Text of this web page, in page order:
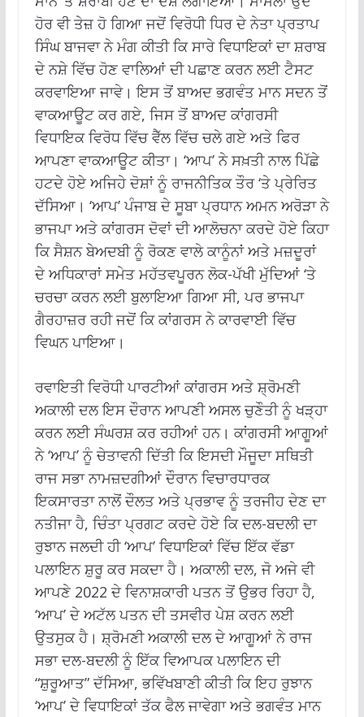
ਹੋਰ ਵੀ ਤੇਜ਼ ਹੋ ਗਿਆ ਜਦੋਂ ਵਿਰੋਧੀ ਧਿਰ ਦੇ ਨੇਤਾ ਪ੍ਰਤਾਪ
ਸਿੰਘ ਬਾਜਵਾ ਨੇ ਮੰਗ ਕੀਤੀ ਕਿ ਸਾਰੇ ਵਿਧਾਇਕਾਂ ਦਾ ਸ਼ਰਾਬ
ਦੇ ਨਸ਼ੇ ਵਿੱਚ ਹੋਣ ਵਾਲਿਆਂ ਦੀ ਪਛਾਣ ਕਰਨ ਲਈ ਟੈਸਟ
ਕਰਵਾਇਆ ਜਾਵੇ। ਇਸ ਤੋਂ ਬਾਅਦ ਭਗਵੰਤ ਮਾਨ ਸਦਨ ਤੋਂ
ਵਾਕਆਊਟ ਕਰ ਗਏ, ਜਿਸ ਤੋਂ ਬਾਅਦ ਕਾਂਗਰਸੀ
ਵਿਧਾਇਕ ਵਿਰੋਧ ਵਿੱਚ ਵੈੱਲ ਵਿੱਚ ਚਲੇ ਗਏ ਅਤੇ ਫਿਰ
ਆਪਣਾ ਵਾਕਆਊਟ ਕੀਤਾ। ‘ਆਪ’ ਨੇ ਸਖ਼ਤੀ ਨਾਲ ਪਿੱਛੇ
ਹਟਦੇ ਹੋਏ ਅਜਿਹੇ ਦੋਸ਼ਾਂ ਨੂੰ ਰਾਜਨੀਤਿਕ ਤੌਰ ‘ਤੇ ਪ੍ਰੇਰਿਤ
ਦੱਸਿਆ। ‘ਆਪ’ ਪੰਜਾਬ ਦੇ ਸੂਬਾ ਪ੍ਰਧਾਨ ਅਮਨ ਅਰੋੜਾ ਨੇ
ਭਾਜਪਾ ਅਤੇ ਕਾਂਗਰਸ ਦੋਵਾਂ ਦੀ ਆਲੋਚਨਾ ਕਰਦੇ ਹੋਏ ਕਿਹਾ
ਕਿ ਸੈਸ਼ਨ ਬੇਅਦਬੀ ਨੂੰ ਰੋਕਣ ਵਾਲੇ ਕਾਨੂੰਨਾਂ ਅਤੇ ਮਜ਼ਦੂਰਾਂ
ਦੇ ਅਧਿਕਾਰਾਂ ਸਮੇਤ ਮਹੱਤਵਪੂਰਨ ਲੋਕ-ਪੱਖੀ ਮੁੱਦਿਆਂ ‘ਤੇ
ਚਰਚਾ ਕਰਨ ਲਈ ਬੁਲਾਇਆ ਗਿਆ ਸੀ, ਪਰ ਭਾਜਪਾ
ਗੈਰਹਾਜ਼ਰ ਰਹੀ ਜਦੋਂ ਕਿ ਕਾਂਗਰਸ ਨੇ ਕਾਰਵਾਈ ਵਿੱਚ
ਵਿਘਨ ਪਾਇਆ।
ਰਵਾਇਤੀ ਵਿਰੋਧੀ ਪਾਰਟੀਆਂ ਕਾਂਗਰਸ ਅਤੇ ਸ਼੍ਰੋਮਣੀ
ਅਕਾਲੀ ਦਲ ਇਸ ਦੌਰਾਨ ਆਪਣੀ ਅਸਲ ਚੁਣੌਤੀ ਨੂੰ ਖੜ੍ਹਾ
ਕਰਨ ਲਈ ਸੰਘਰਸ਼ ਕਰ ਰਹੀਆਂ ਹਨ। ਕਾਂਗਰਸੀ ਆਗੂਆਂ
ਨੇ ‘ਆਪ’ ਨੂੰ ਚੇਤਾਵਨੀ ਦਿੱਤੀ ਕਿ ਇਸਦੀ ਮੌਜੂਦਾ ਸਥਿਤੀ
ਰਾਜ ਸਭਾ ਨਾਮਜ਼ਦਗੀਆਂ ਦੌਰਾਨ ਵਿਚਾਰਧਾਰਕ
ਇਕਸਾਰਤਾ ਨਾਲੋਂ ਦੌਲਤ ਅਤੇ ਪ੍ਰਭਾਵ ਨੂੰ ਤਰਜੀਹ ਦੇਣ ਦਾ
ਨਤੀਜਾ ਹੈ, ਚਿੰਤਾ ਪ੍ਰਗਟ ਕਰਦੇ ਹੋਏ ਕਿ ਦਲ-ਬਦਲੀ ਦਾ
ਰੁਝਾਨ ਜਲਦੀ ਹੀ ‘ਆਪ’ ਵਿਧਾਇਕਾਂ ਵਿੱਚ ਇੱਕ ਵੱਡਾ
ਪਲਾਇਨ ਸ਼ੁਰੂ ਕਰ ਸਕਦਾ ਹੈ। ਅਕਾਲੀ ਦਲ, ਜੋ ਅਜੇ ਵੀ
ਆਪਣੇ 2022 ਦੇ ਵਿਨਾਸ਼ਕਾਰੀ ਪਤਨ ਤੋਂ ਉਭਰ ਰਿਹਾ ਹੈ,
‘ਆਪ’ ਦੇ ਅਟੱਲ ਪਤਨ ਦੀ ਤਸਵੀਰ ਪੇਸ਼ ਕਰਨ ਲਈ
ਉਤਸੁਕ ਹੈ। ਸ਼੍ਰੋਮਣੀ ਅਕਾਲੀ ਦਲ ਦੇ ਆਗੂਆਂ ਨੇ ਰਾਜ
ਸਭਾ ਦਲ-ਬਦਲੀ ਨੂੰ ਇੱਕ ਵਿਆਪਕ ਪਲਾਇਨ ਦੀ
“ਸ਼ੁਰੂਆਤ” ਦੱਸਿਆ, ਭਵਿੱਖਬਾਣੀ ਕੀਤੀ ਕਿ ਇਹ ਰੁਝਾਨ
‘ਆਪ’ ਦੇ ਵਿਧਾਇਕਾਂ ਤੱਕ ਫੈਲ ਜਾਵੇਗਾ ਅਤੇ ਭਗਵੰਤ ਮਾਨ